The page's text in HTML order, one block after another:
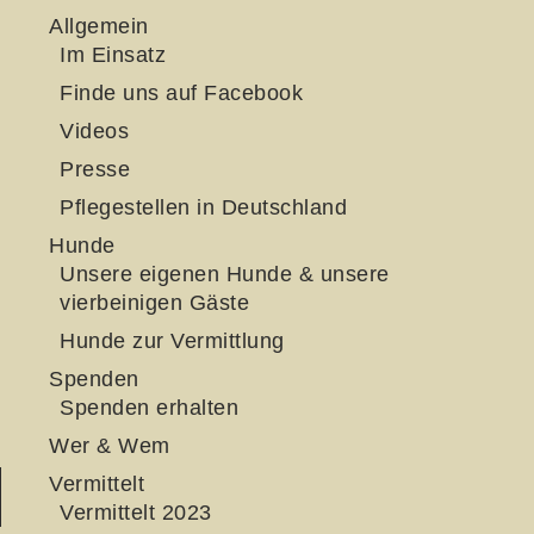
Allgemein
Im Einsatz
Finde uns auf Facebook
Videos
Presse
Pflegestellen in Deutschland
Hunde
Unsere eigenen Hunde & unsere
vierbeinigen Gäste
Hunde zur Vermittlung
Spenden
Spenden erhalten
Wer & Wem
Vermittelt
Vermittelt 2023